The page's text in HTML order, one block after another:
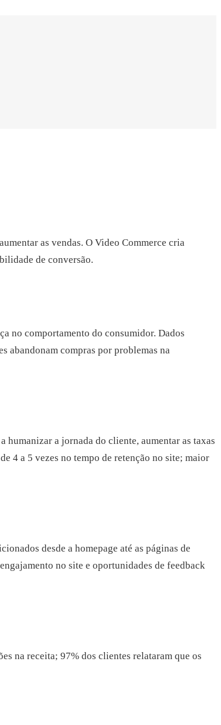
as vendas. O Video Commerce cria
de conversão.
no comportamento do consumidor. Dados
abandonam compras por problemas na
a jornada do cliente, aumentar as taxas
4 a 5 vezes no tempo de retenção no site; maior
desde a homepage até as páginas de
no site e oportunidades de feedback
na receita; 97% dos clientes relataram que os